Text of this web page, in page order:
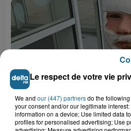
Saint-Omer : un enfant
après l'explosion d'un
Le respect de votre vie
We and our (447) partnersdo the
your consent and/or our legitimate
information on a device; Use limited data
profiles for personalised advertising; Use